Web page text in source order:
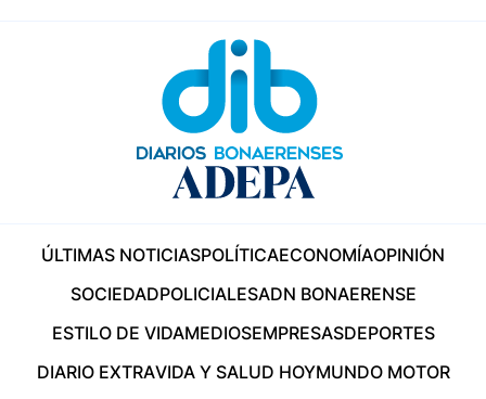
ÚLTIMAS NOTICIASPOLÍTICAECONOMÍAOPINIÓN
SOCIEDADPOLICIALESADN BONAERENSE
ESTILO DE VIDAMEDIOSEMPRESASDEPORTES
DIARIO EXTRAVIDA Y SALUD HOYMUNDO MOTOR